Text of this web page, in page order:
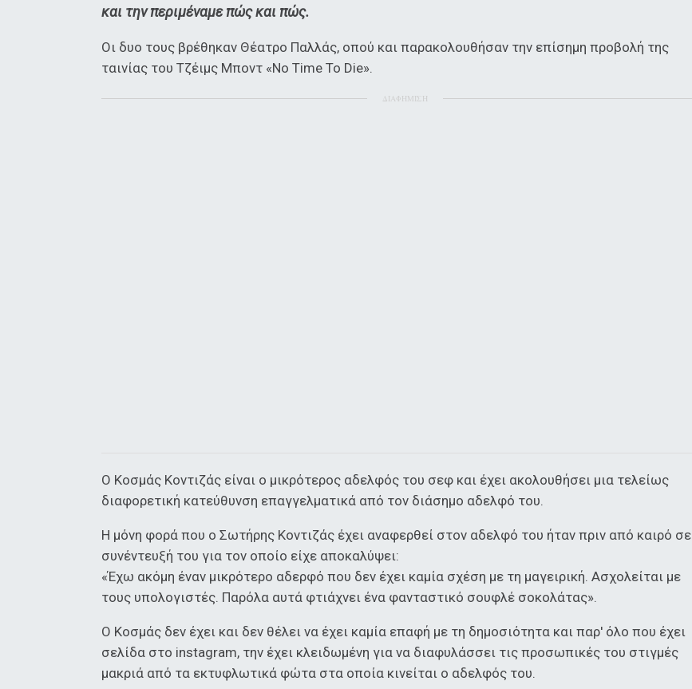
και την περιμέναμε πώς και πώς.
Οι δυο τους βρέθηκαν Θέατρο Παλλάς, οπού και παρακολουθήσαν την επίσημη προβολή της
ταινίας του Τζέιμς Μποντ «No Time To Die».
ΔΙΑΦΗΜΙΣΗ
Ο Κοσμάς Κοντιζάς είναι ο μικρότερος αδελφός του σεφ και έχει ακολουθήσει μια τελείως
διαφορετική κατεύθυνση επαγγελματικά από τον διάσημο αδελφό του.
Η μόνη φορά που ο Σωτήρης Κοντιζάς έχει αναφερθεί στον αδελφό του ήταν πριν από καιρό σε
συνέντευξή του για τον οποίο είχε αποκαλύψει:
«Έχω ακόμη έναν μικρότερο αδερφό που δεν έχει καμία σχέση με τη μαγειρική. Ασχολείται με
τους υπολογιστές. Παρόλα αυτά φτιάχνει ένα φανταστικό σουφλέ σοκολάτας».
Ο Κοσμάς δεν έχει και δεν θέλει να έχει καμία επαφή με τη δημοσιότητα και παρ' όλο που έχει
σελίδα στο instagram, την έχει κλειδωμένη για να διαφυλάσσει τις προσωπικές του στιγμές
μακριά από τα εκτυφλωτικά φώτα στα οποία κινείται ο αδελφός του.